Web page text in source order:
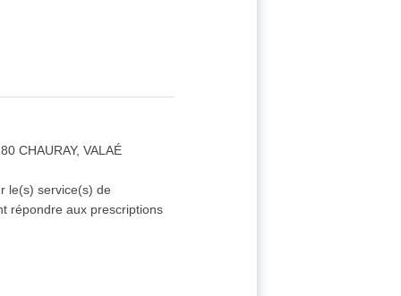
CHAURAY, VALAÉ
le(s) service(s) de
répondre aux prescriptions